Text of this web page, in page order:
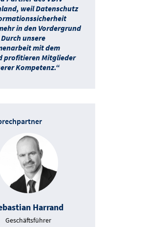
weil Datenschutz
in den Vordergrund
unsere
mit dem
profitieren Mitglieder
Kompetenz.“
Harrand
Geschäftsführer